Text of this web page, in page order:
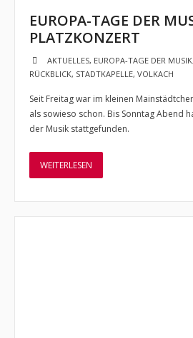
Verein
- Vorstand
- Kontakt zu uns
- Mitglied werden
Förderverein
Backstage
EUROPA-TAGE DER
PLATZKONZERT
AKTUELLES, EUROPA-TAGE DER MUSIK,
RÜCKBLICK, STADTKAPELLE, VOLKACH
Seit Freitag war im kleinen
als sowieso schon. Bis Sonntag Abend
der Musik stattgefunden.
WEITERLESEN